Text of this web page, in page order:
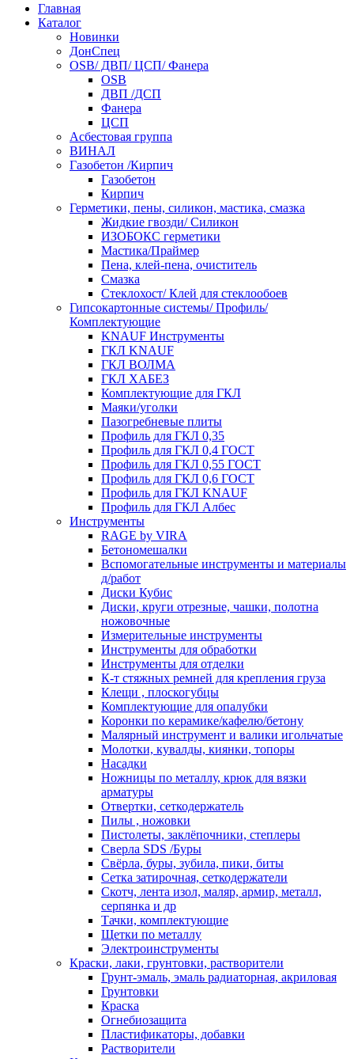
Главная
Каталог
Новинки
ДонСпец
OSB/ ДВП/ ЦСП/ Фанера
OSB
ДВП /ДСП
Фанера
ЦСП
Асбестовая группа
ВИНАЛ
Газобетон /Кирпич
Газобетон
Кирпич
Герметики, пены, силикон, мастика, смазка
Жидкие гвозди/ Силикон
ИЗОБОКС герметики
Мастика/Праймер
Пена, клей-пена, очиститель
Смазка
Стеклохост/ Клей для стеклообоев
Гипсокартонные системы/ Профиль/
Комплектующие
KNAUF Инструменты
ГКЛ KNAUF
ГКЛ ВОЛМА
ГКЛ ХАБЕЗ
Комплектующие для ГКЛ
Маяки/уголки
Пазогребневые плиты
Профиль для ГКЛ 0,35
Профиль для ГКЛ 0,4 ГОСТ
Профиль для ГКЛ 0,55 ГОСТ
Профиль для ГКЛ 0,6 ГОСТ
Профиль для ГКЛ KNAUF
Профиль для ГКЛ Албес
Инструменты
RAGE by VIRA
Бетономешалки
Вспомогательные инструменты и материалы
д/работ
Диски Кубис
Диски, круги отрезные, чашки, полотна
ножовочные
Измерительные инструменты
Инструменты для обработки
Инструменты для отделки
К-т стяжных ремней для крепления груза
Клещи , плоскогубцы
Комплектующие для опалубки
Коронки по керамике/кафелю/бетону
Малярный инструмент и валики игольчатые
Молотки, кувалды, киянки, топоры
Насадки
Ножницы по металлу, крюк для вязки
арматуры
Отвертки, сеткодержатель
Пилы , ножовки
Пистолеты, заклёпочники, степлеры
Сверла SDS /Буры
Свёрла, буры, зубила, пики, биты
Сетка затирочная, сеткодержатели
Скотч, лента изол, маляр, армир, металл,
серпянка и др
Тачки, комплектующие
Щетки по металлу
Электроинструменты
Краски, лаки, грунтовки, растворители
Грунт-эмаль, эмаль радиаторная, акриловая
Грунтовки
Краска
Огнебиозащита
Пластификаторы, добавки
Растворители